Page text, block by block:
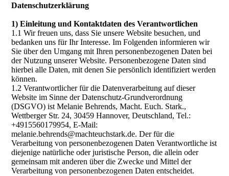
Datenschutzerklärung
1) Einleitung und Kontaktdaten des Verantwortlichen
1.1 Wir freuen uns, dass Sie unsere Website besuchen, und
bedanken uns für Ihr Interesse. Im Folgenden informieren wir
Sie über den Umgang mit Ihren personenbezogenen Daten bei
der Nutzung unserer Website. Personenbezogene Daten sind
hierbei alle Daten, mit denen Sie persönlich identifiziert werden
können.
1.2 Verantwortlicher für die Datenverarbeitung auf dieser
Website im Sinne der Datenschutz-Grundverordnung
(DSGVO) ist Melanie Behrends, Macht. Euch. Stark.,
Wettberger Str. 24, 30459 Hannover, Deutschland, Tel.:
+4915560179954, E-Mail:
melanie.behrends@machteuchstark.de. Der für die
Verarbeitung von personenbezogenen Daten Verantwortliche ist
diejenige natürliche oder juristische Person, die allein oder
gemeinsam mit anderen über die Zwecke und Mittel der
Verarbeitung von personenbezogenen Daten entscheidet.